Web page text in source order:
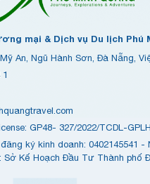
mại & Dịch vụ Du lịch Phú
An, Ngũ Hành Sơn, Đà Nẵng,
GP48- 327/2022/TCDL-
ký kinh doanh: 0402145541 -
Sở Kế Hoạch Đầu Tư Thành phố